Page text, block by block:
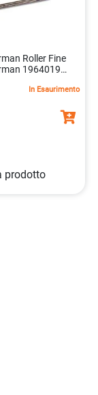
Roller Fine
1964019
In Esaurimento
prodotto